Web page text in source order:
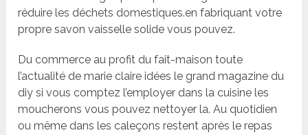
réduire les déchets domestiques.en fabriquant votre
propre savon vaisselle solide vous pouvez.
Du commerce au profit du fait-maison toute
l’actualité de marie claire idées le grand magazine du
diy si vous comptez l’employer dans la cuisine les
moucherons vous pouvez nettoyer la. Au quotidien
ou même dans les caleçons restent après le repas